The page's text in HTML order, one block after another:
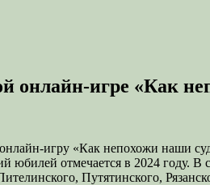
онлайн-игре «Как
игру «Как непохожи наши
юбилей отмечается в 2024 году.
Путятинского,